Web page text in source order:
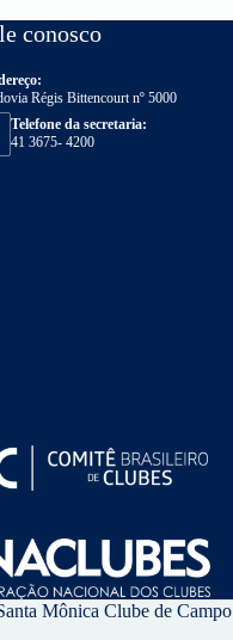
conosco
Régis Bittencourt nº 5000
Telefone da secretaria:
41 3675- 4200
Mônica Clube de Campo